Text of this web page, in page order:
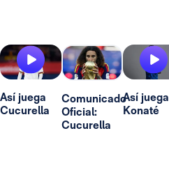
Así juega
Cucurella
Comunicado
Oficial:
Cucurella
Así juega
Konaté